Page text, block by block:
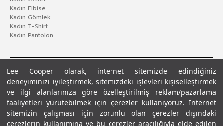
Lee Cooper olarak, internet sitemizde edindiğiniz
deneyiminizi iyileştirmek, sitemizdeki işlevleri kişiselleştirmek
ve ilgi alanlarınıza göre özelleştirilmiş reklam/pazarlama
faaliyetleri yürütebilmek için çerezler kullanıyoruz. İnternet
sitemizin çalışması için zorunlu olan çerezler dışındaki
çerezlerin kullanımına ve bu çerezler aracılığıyla elde edilen
Kadın Elbise
Kadın Gömlek
Kadın T-Shirt
Kadın Pantolon